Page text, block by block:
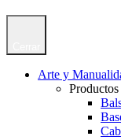
Arte y